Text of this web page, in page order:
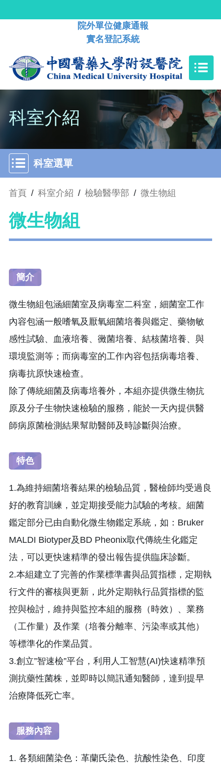
院外單位健康通報
實名登記系統
科室介紹
科室選單
首頁 / 科室介紹 / 檢驗醫學部 / 微生物組
微生物組
簡介
微生物組包涵細菌室及病毒室二科室，細菌室工作
內容包涵一般嗜氧及厭氧細菌培養與鑑定、藥物敏
感性試驗、血液培養、黴菌培養、結核菌培養、與
環境監測等；而病毒室的工作內容包括病毒培養、
病毒抗原快速檢查。
除了傳統細菌及病毒培養外，本組亦提供微生物抗
原及分子生物快速檢驗的服務，能於一天內提供醫
師病原菌檢測結果幫助醫師及時診斷與治療。
特色
1.為維持細菌培養結果的檢驗品質，醫檢師均受過良
好的教育訓練，並定期接受能力試驗的考核。細菌
鑑定部分已由自動化微生物鑑定系統，如：Bruker
MALDI Biotyper及BD Pheonix取代傳統生化鑑定
法，可以更快速精準的發出報告提供臨床診斷。
2.本組建立了完善的作業標準書與品質指標，定期執
行文件的審核與更新，此外定期執行品質指標的監
控與檢討，維持與監控本組的服務（時效）、業務
（工作量）及作業（培養分離率、污染率或其他）
等標準化的作業品質。
3.創立”智速檢”平台，利用人工智慧(AI)快速精準預
測抗藥性菌株，並即時以簡訊通知醫師，達到提早
治療降低死亡率。
服務內容
1. 各類細菌染色：革蘭氏染色、抗酸性染色、印度